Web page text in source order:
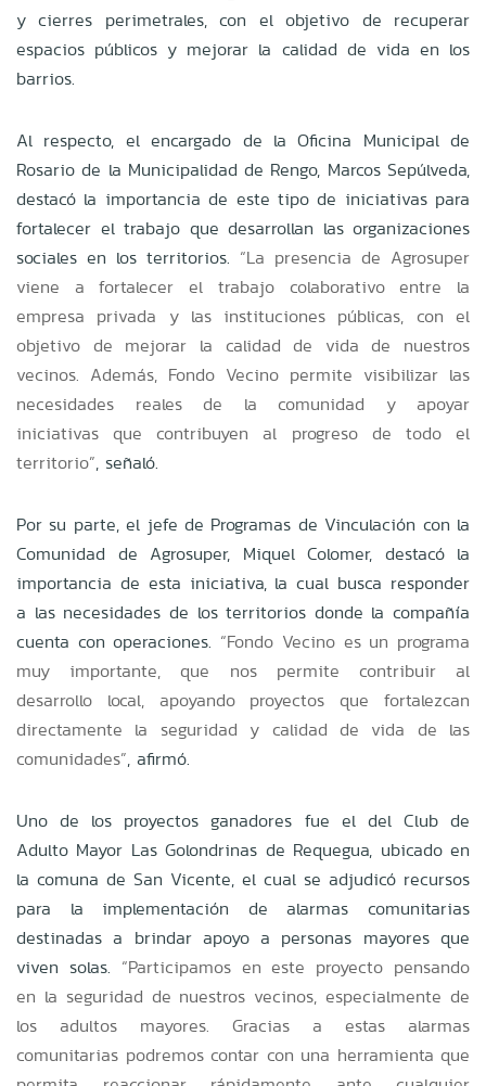
y cierres perimetrales, con el objetivo de recuperar
espacios públicos y mejorar la calidad de vida en los
barrios.
Al respecto, el encargado de la Oficina Municipal de
Rosario de la Municipalidad de Rengo, Marcos Sepúlveda,
destacó la importancia de este tipo de iniciativas para
fortalecer el trabajo que desarrollan las organizaciones
sociales en los territorios. “La presencia de Agrosuper
viene a fortalecer el trabajo colaborativo entre la
empresa privada y las instituciones públicas, con el
objetivo de mejorar la calidad de vida de nuestros
vecinos. Además, Fondo Vecino permite visibilizar las
necesidades reales de la comunidad y apoyar
iniciativas que contribuyen al progreso de todo el
territorio”, señaló.
Por su parte, el jefe de Programas de Vinculación con la
Comunidad de Agrosuper, Miquel Colomer, destacó la
importancia de esta iniciativa, la cual busca responder
a las necesidades de los territorios donde la compañía
cuenta con operaciones. “Fondo Vecino es un programa
muy importante, que nos permite contribuir al
desarrollo local, apoyando proyectos que fortalezcan
directamente la seguridad y calidad de vida de las
comunidades”, afirmó.
Uno de los proyectos ganadores fue el del Club de
Adulto Mayor Las Golondrinas de Requegua, ubicado en
la comuna de San Vicente, el cual se adjudicó recursos
para la implementación de alarmas comunitarias
destinadas a brindar apoyo a personas mayores que
viven solas. “Participamos en este proyecto pensando
en la seguridad de nuestros vecinos, especialmente de
los adultos mayores. Gracias a estas alarmas
comunitarias podremos contar con una herramienta que